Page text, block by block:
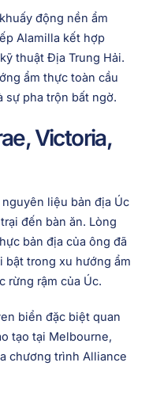
động nền ẩm
Alamilla kết hợp
thuật Địa Trung Hải.
ẩm thực toàn cầu
sự pha trộn bất ngờ.
Victoria,
liệu bản địa Úc
đến bàn ăn. Lòng
bản địa của ông đã
bật trong xu hướng ẩm
rừng rậm của Úc.
biển đặc biệt quan
tạo tại Melbourne,
chương trình Alliance